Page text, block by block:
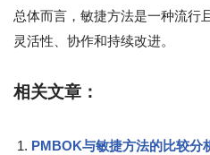
总体而言，敏捷方法是一种流行
灵活性、协作和持续改进。
相关文章：
PMBOK与敏捷方法的比较分